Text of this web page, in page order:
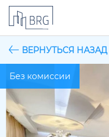
ВЕРНУТЬСЯ НАЗАД
Без комиссии